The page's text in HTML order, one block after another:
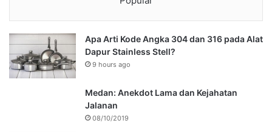
Apa Arti Kode Angka 304 dan 316 pada Alat
Dapur Stainless Stell?
9 hours ago
Medan: Anekdot Lama dan Kejahatan
Jalanan
08/10/2019